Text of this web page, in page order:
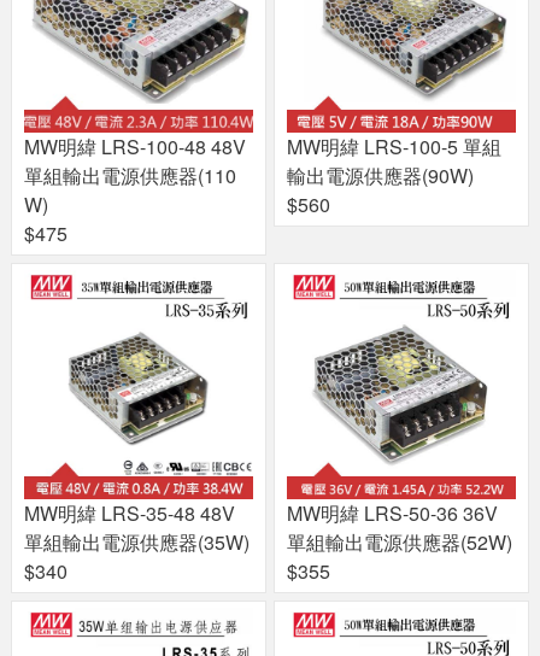
MW明緯 LRS-100-48 48V
單組輸出電源供應器(110
W)
$475
MW明緯 LRS-100-5 單組
輸出電源供應器(90W)
$560
MW明緯 LRS-35-48 48V
單組輸出電源供應器(35W)
$340
MW明緯 LRS-50-36 36V
單組輸出電源供應器(52W)
$355